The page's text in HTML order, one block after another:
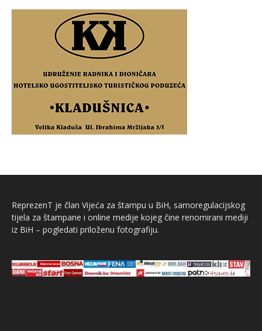
ReprezenT je član Vijeća za štampu u BiH, samoregulacijskog
tijela za štampane i online medije kojeg čine renomirani mediji
iz BiH – pogledati priloženu fotografiju.